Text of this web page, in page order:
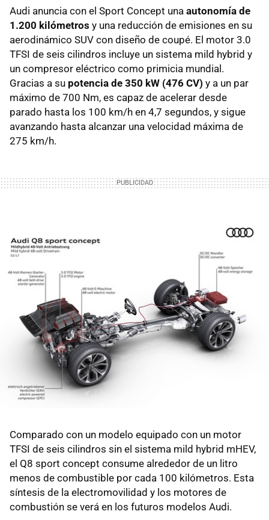
Audi anuncia con el Sport Concept una autonomía de
1.200 kilómetros y una reducción de emisiones en su
aerodinámico SUV con diseño de coupé. El motor 3.0
TFSI de seis cilindros incluye un sistema mild hybrid y
un compresor eléctrico como primicia mundial.
Gracias a su potencia de 350 kW (476 CV) y a un par
máximo de 700 Nm, es capaz de acelerar desde
parado hasta los 100 km/h en 4,7 segundos, y sigue
avanzando hasta alcanzar una velocidad máxima de
275 km/h.
Comparado con un modelo equipado con un motor
TFSI de seis cilindros sin el sistema mild hybrid mHEV,
el Q8 sport concept consume alrededor de un litro
menos de combustible por cada 100 kilómetros. Esta
síntesis de la electromovilidad y los motores de
combustión se verá en los futuros modelos Audi.